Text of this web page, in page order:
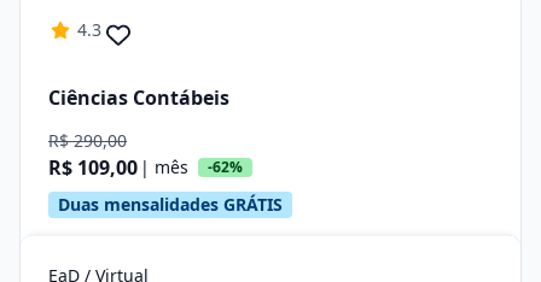
4.3
Ciências Contábeis
R$ 290,00
R$ 109,00 | mês -62%
Duas mensalidades GRÁTIS
EaD / Virtual